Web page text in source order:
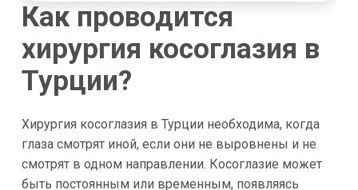
Как проводится
хирургия косоглазия в
Турции?
Хирургия косоглазия в Турции необходима, когда
глаза смотрят иной, если они не выровнены и не
смотрят в одном направлении. Косоглазие может
быть постоянным или временным, появляясь